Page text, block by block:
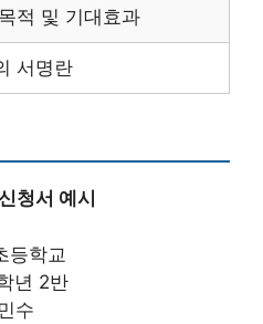
적 및 기대효과
서명란
청서 예시
등학교
년 2반
수